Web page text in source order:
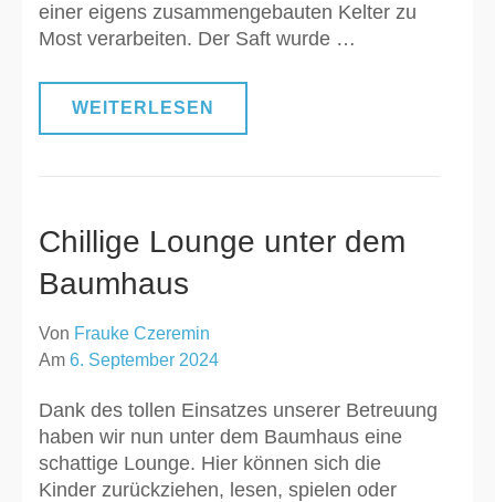
einer eigens zusammengebauten Kelter zu
Most verarbeiten. Der Saft wurde …
WEITERLESEN
Chillige Lounge unter dem
Baumhaus
Von Frauke Czeremin
Am 6. September 2024
Dank des tollen Einsatzes unserer Betreuung
haben wir nun unter dem Baumhaus eine
schattige Lounge. Hier können sich die
Kinder zurückziehen, lesen, spielen oder